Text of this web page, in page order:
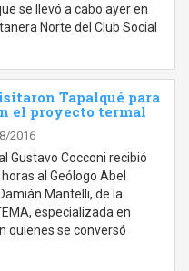
se llevó a cabo ayer en
Norte del Club Social
Tapalqué para
el proyecto termal
2016
Gustavo Cocconi recibió
al Geólogo Abel
Mantelli, de la
especializada en
quienes se conversó